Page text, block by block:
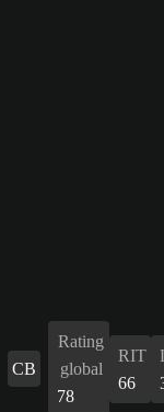
CB
Rating
global
78
RIT
66